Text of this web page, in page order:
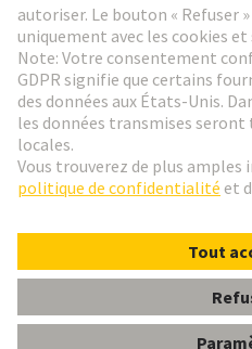
Social Media
France Français
© HARTING Technology Group
ContactPolitique de